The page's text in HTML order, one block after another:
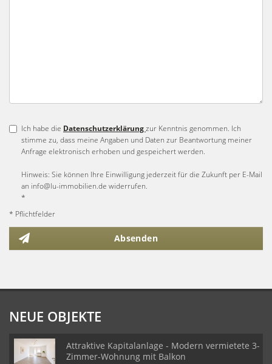
Ich habe die Datenschutzerklärungzur Kenntnis genommen. Ich
stimme zu, dass meine Angaben und Daten zur Beantwortung meiner
Anfrage elektronisch erhoben und gespeichert werden.
Hinweis: Sie können Ihre Einwilligung jederzeit für die Zukunft per E-Mail
an info@lu-immobilien.de widerrufen.
*
* Pflichtfelder
Absenden
NEUE OBJEKTE
Attraktive Kapitalanlage - Modern vermietete 3-
Zimmer-Wohnung mit Balkon